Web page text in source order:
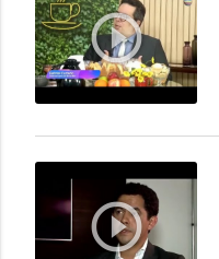
play_circle_outline
play_circle_outline